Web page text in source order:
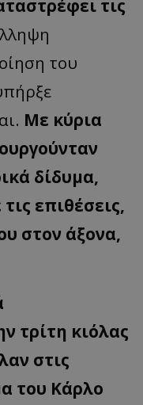
τις
του
Με κύρια
δίδυμα,
επιθέσεις,
στον άξονα,
τρίτη κιόλας
στις
του Κάρλο